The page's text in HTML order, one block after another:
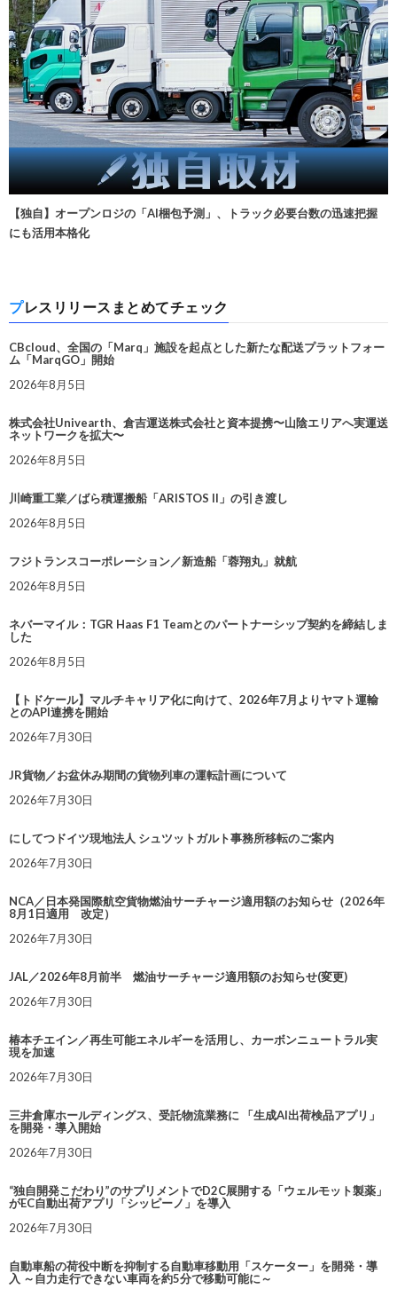
【独自】オープンロジの「AI梱包予測」、トラック必要台数の迅速把握
にも活用本格化
プレスリリースまとめてチェック
CBcloud、全国の「Marq」施設を起点とした新たな配送プラットフォー
ム「MarqGO」開始
2026年8月5日
株式会社Univearth、倉吉運送株式会社と資本提携〜山陰エリアへ実運送
ネットワークを拡大〜
2026年8月5日
川崎重工業／ばら積運搬船「ARISTOS II」の引き渡し
2026年8月5日
フジトランスコーポレーション／新造船「蓉翔丸」就航
2026年8月5日
ネバーマイル：TGR Haas F1 Teamとのパートナーシップ契約を締結しま
した
2026年8月5日
【トドケール】マルチキャリア化に向けて、2026年7月よりヤマト運輸
とのAPI連携を開始
2026年7月30日
JR貨物／お盆休み期間の貨物列車の運転計画について
2026年7月30日
にしてつドイツ現地法人 シュツットガルト事務所移転のご案内
2026年7月30日
NCA／日本発国際航空貨物燃油サーチャージ適用額のお知らせ（2026年
8月1日適用 改定）
2026年7月30日
JAL／2026年8月前半 燃油サーチャージ適用額のお知らせ(変更)
2026年7月30日
椿本チエイン／再生可能エネルギーを活用し、カーボンニュートラル実
現を加速
2026年7月30日
三井倉庫ホールディングス、受託物流業務に 「生成AI出荷検品アプリ」
を開発・導入開始
2026年7月30日
“独自開発こだわり”のサプリメントでD2C展開する「ウェルモット製薬」
がEC自動出荷アプリ「シッピーノ」を導入
2026年7月30日
自動車船の荷役中断を抑制する自動車移動用「スケーター」を開発・導
入 ～自力走行できない車両を約5分で移動可能に～